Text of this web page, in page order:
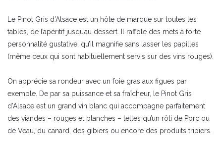
Le Pinot Gris d’Alsace est un hôte de marque sur toutes les
tables, de l’apéritif jusqu’au dessert. Il raffole des mets à forte
personnalité gustative, qu’il magnifie sans lasser les papilles
(même ceux qui sont habituellement servis sur des vins rouges).
On apprécie sa rondeur avec un foie gras aux figues par
exemple. De par sa puissance et sa fraîcheur, le Pinot Gris
d’Alsace est un grand vin blanc qui accompagne parfaitement
des viandes – rouges et blanches – telles qu’un rôti de Porc ou
de Veau, du canard, des gibiers ou encore des produits tripiers.